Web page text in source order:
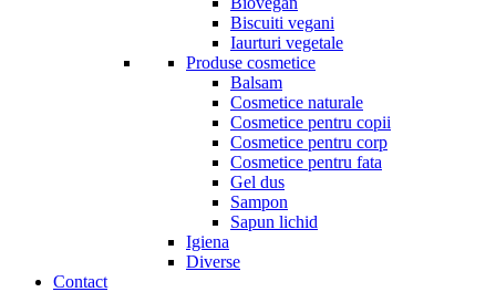
Biscuiti vegani
Iaurturi vegetale
Produse cosmetice
Balsam
Cosmetice naturale
Cosmetice pentru copii
Cosmetice pentru corp
Cosmetice pentru fata
Gel dus
Sampon
Sapun lichid
Igiena
Diverse
Contact